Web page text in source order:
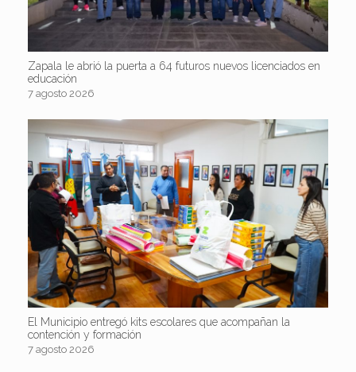
Zapala le abrió la puerta a 64 futuros nuevos licenciados en
educación
7 agosto 2026
El Municipio entregó kits escolares que acompañan la
contención y formación
7 agosto 2026